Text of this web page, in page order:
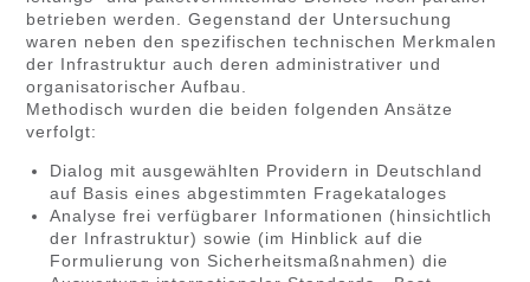
betrieben werden. Gegenstand der Untersuchung
waren neben den spezifischen technischen Merkmalen
der Infrastruktur auch deren administrativer und
organisatorischer Aufbau.
Methodisch wurden die beiden folgenden Ansätze
verfolgt:
Dialog mit ausgewählten Providern in Deutschland
auf Basis eines abgestimmten Fragekataloges
Analyse frei verfügbarer Informationen (hinsichtlich
der Infrastruktur) sowie (im Hinblick auf die
Formulierung von Sicherheitsmaßnahmen) die